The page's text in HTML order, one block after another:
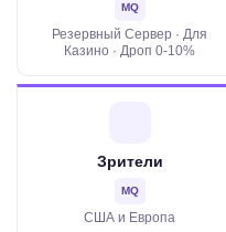
MQ
Резервный Сервер · Для
Казино · Дроп 0-10%
Зрители
MQ
США и Европа